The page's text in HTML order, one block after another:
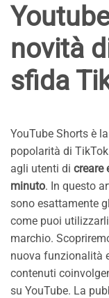
novità
sfida
YouTube Shorts è
popolarità di
agli utenti di creare
minuto. In questo
sono esattamente
come puoi
marchio.
nuova funzionalità
contenuti
su YouTube. La